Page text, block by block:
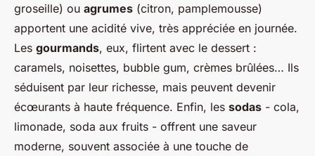
groseille) ou agrumes (citron, pamplemousse)
apportent une acidité vive, très appréciée en journée.
Les gourmands, eux, flirtent avec le dessert :
caramels, noisettes, bubble gum, crèmes brûlées… Ils
séduisent par leur richesse, mais peuvent devenir
écœurants à haute fréquence. Enfin, les sodas - cola,
limonade, soda aux fruits - offrent une saveur
moderne, souvent associée à une touche de